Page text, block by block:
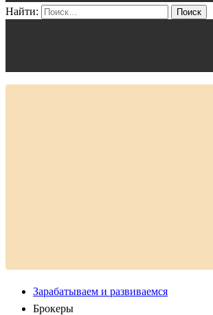
Найти:
Зарабатываем и развиваемся
Брокеры